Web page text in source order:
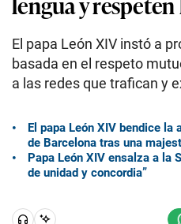
El papa León XIV instó a
basada en el respeto
a las redes que trafican y
El papa León XIV bendice la
de Barcelona tras una
Papa León XIV ensalza a la
de unidad y concordia”